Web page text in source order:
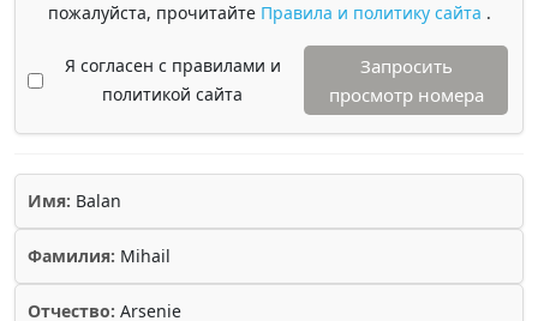
пожалуйста, прочитайте Правила и политику сайта .
Я согласен с правилами и
политикой сайта
Запросить
просмотр номера
Имя: Balan
Фамилия: Mihail
Отчество: Arsenie